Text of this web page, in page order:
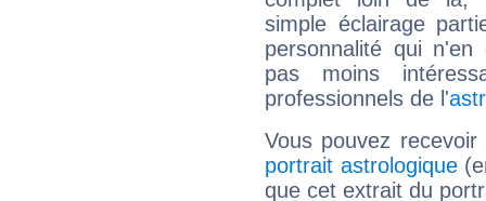
simple éclairage
personnalité qui n'en
pas moins
professionnels de l'
Vous pouvez
portrait astrologique
que cet extrait du